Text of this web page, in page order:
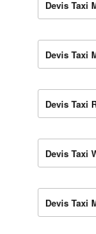
Devis Taxi
Devis Taxi
Devis Taxi
Devis Taxi
Devis Taxi